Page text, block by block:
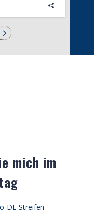
mich im